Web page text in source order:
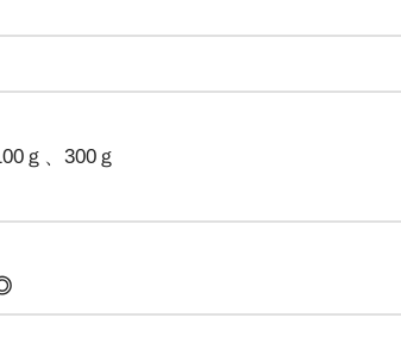
ｇ、300ｇ